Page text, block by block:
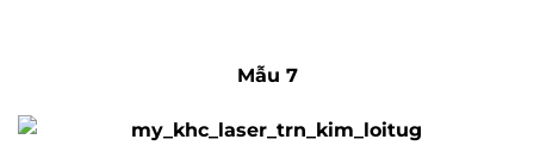
Mẫu 7